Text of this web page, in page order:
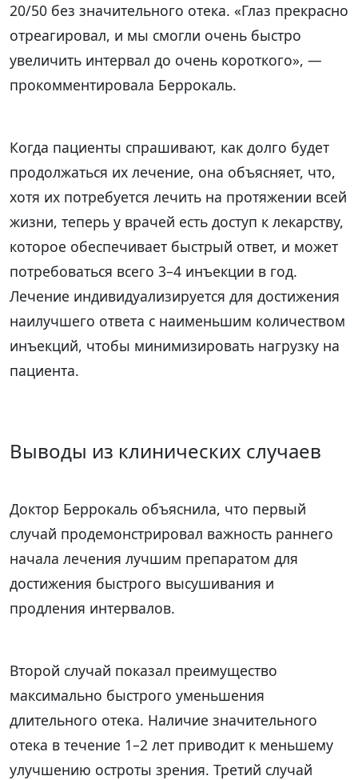
20/50 без значительного отека. «Глаз прекрасно
отреагировал, и мы смогли очень быстро
увеличить интервал до очень короткого», —
прокомментировала Беррокаль.
Когда пациенты спрашивают, как долго будет
продолжаться их лечение, она объясняет, что,
хотя их потребуется лечить на протяжении всей
жизни, теперь у врачей есть доступ к лекарству,
которое обеспечивает быстрый ответ, и может
потребоваться всего 3–4 инъекции в год.
Лечение индивидуализируется для достижения
наилучшего ответа с наименьшим количеством
инъекций, чтобы минимизировать нагрузку на
пациента.
Выводы из клинических случаев
Доктор Беррокаль объяснила, что первый
случай продемонстрировал важность раннего
начала лечения лучшим препаратом для
достижения быстрого высушивания и
продления интервалов.
Второй случай показал преимущество
максимально быстрого уменьшения
длительного отека. Наличие значительного
отека в течение 1–2 лет приводит к меньшему
улучшению остроты зрения. Третий случай